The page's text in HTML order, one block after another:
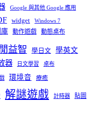
Google 與其他 Google 應用
widget Windows 7
動作遊戲 動態桌布
益智 學日文 學英文
器 日文學習 桌布
環境音 療癒
解謎遊戲 計時器
貼圖